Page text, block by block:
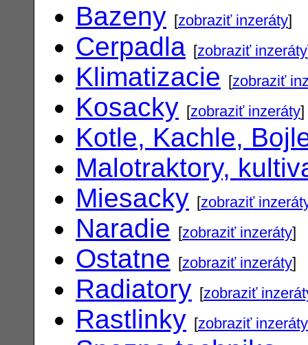
Bazeny [zobraziť inzeráty]
Cerpadla [zobraziť inzeráty
Klimatizacie [zobraziť
Kosacky [zobraziť inzeráty]
Kotle, Kachle,
Malotraktory,
Miesacky [zobraziť
Naradie [zobraziť inzeráty]
Ostatne [zobraziť inzeráty]
Radiatory [zobraziť
Rastlinky [zobraziť inzeráty